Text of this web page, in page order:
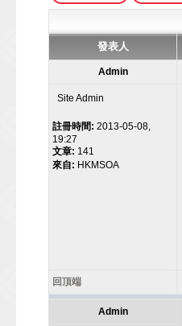
發表人
Admin
Site Admin
註冊時間: 2013-05-08,
19:27
文章: 141
來自: HKMSOA
回頂端
Admin